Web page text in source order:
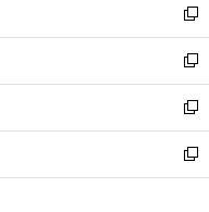
く
で
開
く
ド
ウ
で
開
く
い
ウ
ィ
ン
ド
ウ
で
開
新
し
い
ウ
ィ
ン
ド
ウ
新
し
い
ウ
ィ
ン
新
し
い
ウ
新
し